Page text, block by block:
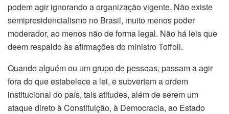
podem agir ignorando a organização vigente. Não existe
semipresidencialismo no Brasil, muito menos poder
moderador, ao menos não de forma legal. Não há leis que
deem respaldo às afirmações do ministro Toffoli.
Quando alguém ou um grupo de pessoas, passam a agir
fora do que estabelece a lei, e subvertem a ordem
institucional do país, tais atitudes, além de serem um
ataque direto à Constituição, à Democracia, ao Estado